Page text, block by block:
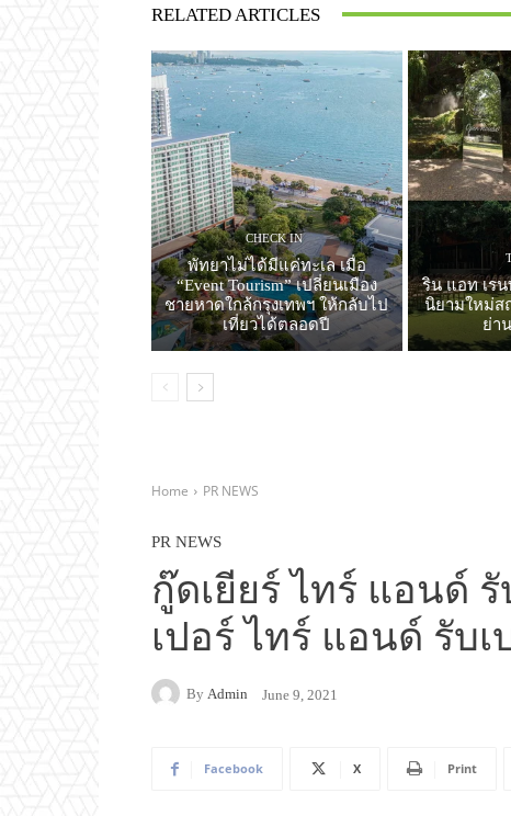
RELATED ARTICLES
CHECK IN
พัทยาไม่ได้มีแค่ทะเล เมื่อ
“Event Tourism” เปลี่ยนเมือง
ชายหาดใกล้กรุงเทพฯ ให้กลับไป
เที่ยวได้ตลอดปี
ริน แอท เรน
นิยามใหม่ส
ย่า